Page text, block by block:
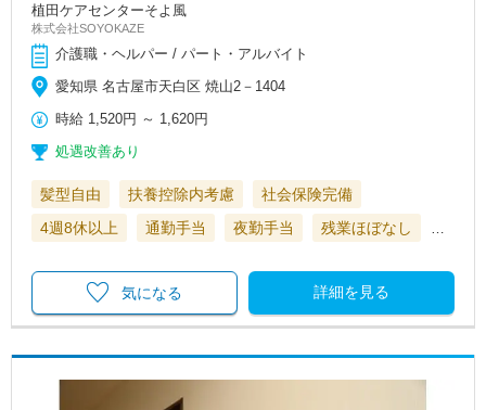
植田ケアセンターそよ風
株式会社SOYOKAZE
介護職・ヘルパー / パート・アルバイト
愛知県 名古屋市天白区 焼山2－1404
時給 1,520円 ～ 1,620円
処遇改善あり
髪型自由 扶養控除内考慮
社会保険完備
4週8休以上
通勤手当 夜勤手当 残業ほぼなし
詳細を見る
気になる